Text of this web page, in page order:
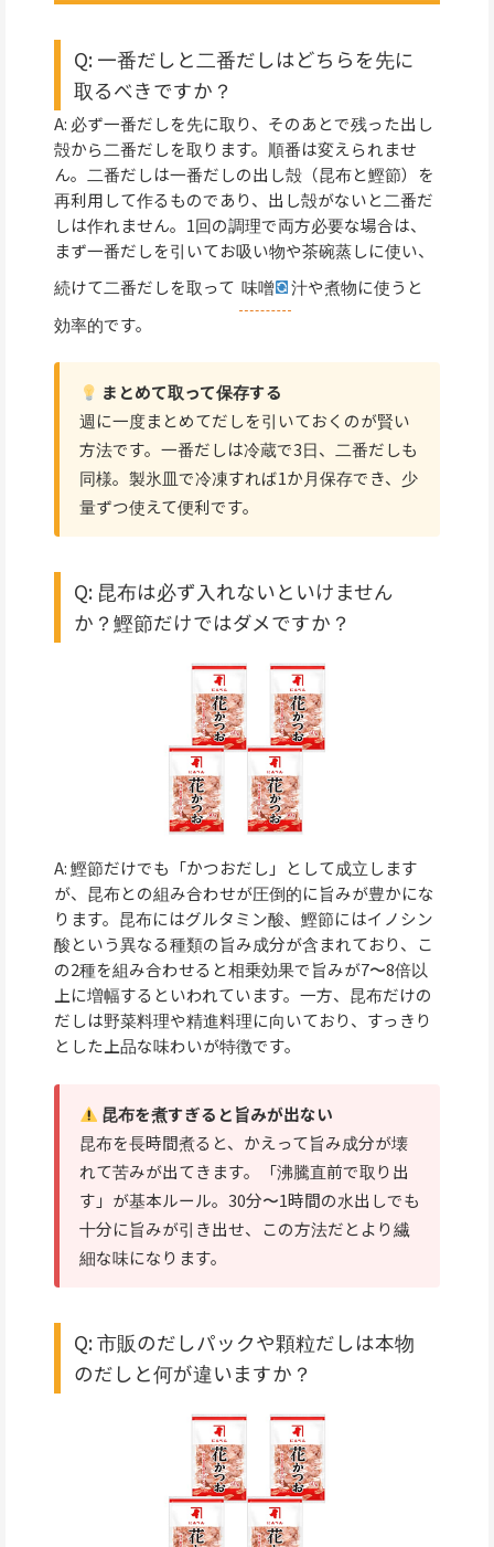
Q: 一番だしと二番だしはどちらを先に
取るべきですか？
A: 必ず一番だしを先に取り、そのあとで残った出し
殻から二番だしを取ります。順番は変えられませ
ん。二番だしは一番だしの出し殻（昆布と鰹節）を
再利用して作るものであり、出し殻がないと二番だ
しは作れません。1回の調理で両方必要な場合は、
まず一番だしを引いてお吸い物や茶碗蒸しに使い、
続けて二番だしを取って 味噌
汁や煮物に使うと
効率的です。
まとめて取って保存する
週に一度まとめてだしを引いておくのが賢い
方法です。一番だしは冷蔵で3日、二番だしも
同様。製氷皿で冷凍すれば1か月保存でき、少
量ずつ使えて便利です。
Q: 昆布は必ず入れないといけません
か？鰹節だけではダメですか？
A: 鰹節だけでも「かつおだし」として成立します
が、昆布との組み合わせが圧倒的に旨みが豊かにな
ります。昆布にはグルタミン酸、鰹節にはイノシン
酸という異なる種類の旨み成分が含まれており、こ
の2種を組み合わせると相乗効果で旨みが7〜8倍以
上に増幅するといわれています。一方、昆布だけの
だしは野菜料理や精進料理に向いており、すっきり
とした上品な味わいが特徴です。
昆布を煮すぎると旨みが出ない
昆布を長時間煮ると、かえって旨み成分が壊
れて苦みが出てきます。「沸騰直前で取り出
す」が基本ルール。30分〜1時間の水出しでも
十分に旨みが引き出せ、この方法だとより繊
細な味になります。
Q: 市販のだしパックや顆粒だしは本物
のだしと何が違いますか？